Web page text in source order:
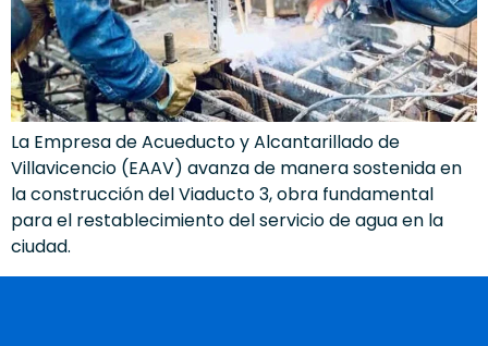
La Empresa de Acueducto y Alcantarillado de
Villavicencio (EAAV) avanza de manera sostenida en
la construcción del Viaducto 3, obra fundamental
para el restablecimiento del servicio de agua en la
ciudad.